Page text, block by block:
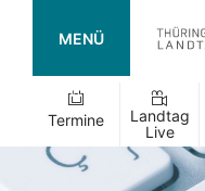
MENÜ
Termine
Landtag
Live